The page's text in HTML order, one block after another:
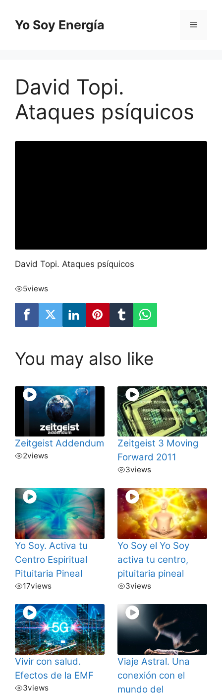
contenido
Yo Soy Energía Menú
David Topi.
Ataques psíquicos
David Topi. Ataques psíquicos
5views
You may also like
Zeitgeist Addendum
2views
Zeitgeist 3 Moving
Forward 2011
3views
Yo Soy. Activa tu
Centro Espiritual
Pituitaria Pineal
17views
Yo Soy el Yo Soy
activa tu centro,
pituitaria pineal
3views
Vivir con salud.
Efectos de la EMF
3views
Viaje Astral. Una
conexión con el
mundo del